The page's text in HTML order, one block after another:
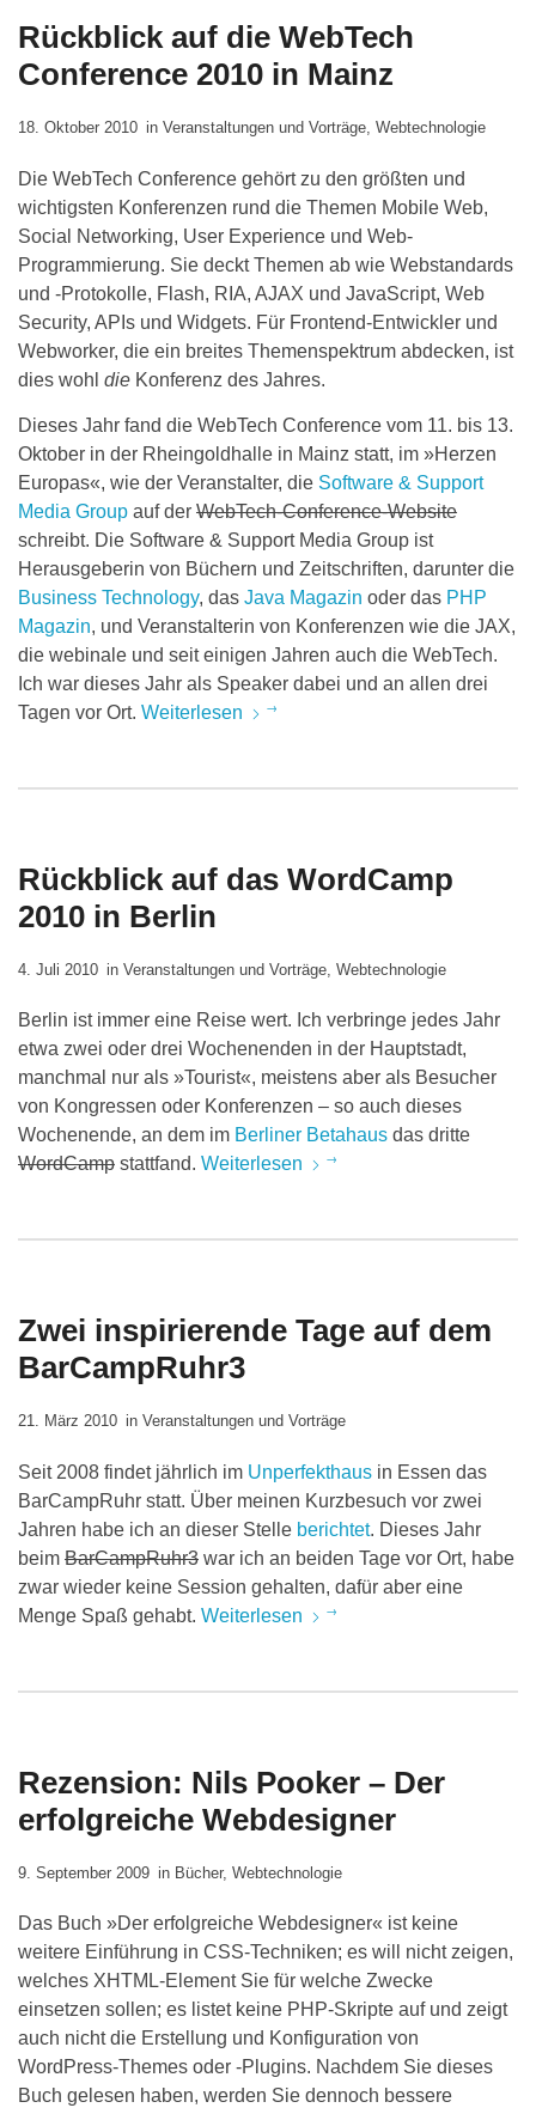
Rückblick auf die WebTech
Conference 2010 in Mainz
18. Oktober 2010 in Veranstaltungen und Vorträge, Webtechnologie
Die WebTech Conference gehört zu den größten und
wichtigsten Konferenzen rund die Themen Mobile Web,
Social Networking, User Experience und Web-
Programmierung. Sie deckt Themen ab wie Webstandards
und -Protokolle, Flash, RIA, AJAX und JavaScript, Web
Security, APIs und Widgets. Für Frontend-Entwickler und
Webworker, die ein breites Themenspektrum abdecken, ist
dies wohl die Konferenz des Jahres.
Dieses Jahr fand die WebTech Conference vom 11. bis 13.
Oktober in der Rheingoldhalle in Mainz statt, im »Herzen
Europas«, wie der Veranstalter, die Software & Support
Media Group auf der WebTech-Conference-Website
schreibt. Die Software & Support Media Group ist
Herausgeberin von Büchern und Zeitschriften, darunter die
Business Technology, das Java Magazin oder das PHP
Magazin, und Veranstalterin von Konferenzen wie die JAX,
die webinale und seit einigen Jahren auch die WebTech.
Ich war dieses Jahr als Speaker dabei und an allen drei
Tagen vor Ort. Weiterlesen
Rückblick auf das WordCamp
2010 in Berlin
4. Juli 2010 in Veranstaltungen und Vorträge, Webtechnologie
Berlin ist immer eine Reise wert. Ich verbringe jedes Jahr
etwa zwei oder drei Wochenenden in der Hauptstadt,
manchmal nur als »Tourist«, meistens aber als Besucher
von Kongressen oder Konferenzen – so auch dieses
Wochenende, an dem im Berliner Betahaus das dritte
WordCamp stattfand. Weiterlesen
Zwei inspirierende Tage auf dem
BarCampRuhr3
21. März 2010 in Veranstaltungen und Vorträge
Seit 2008 findet jährlich im Unperfekthaus in Essen das
BarCampRuhr statt. Über meinen Kurzbesuch vor zwei
Jahren habe ich an dieser Stelle berichtet. Dieses Jahr
beim BarCampRuhr3 war ich an beiden Tage vor Ort, habe
zwar wieder keine Session gehalten, dafür aber eine
Menge Spaß gehabt. Weiterlesen
Rezension: Nils Pooker – Der
erfolgreiche Webdesigner
9. September 2009 in Bücher, Webtechnologie
Das Buch »Der erfolgreiche Webdesigner« ist keine
weitere Einführung in CSS-Techniken; es will nicht zeigen,
welches XHTML-Element Sie für welche Zwecke
einsetzen sollen; es listet keine PHP-Skripte auf und zeigt
auch nicht die Erstellung und Konfiguration von
WordPress-Themes oder -Plugins. Nachdem Sie dieses
Buch gelesen haben, werden Sie dennoch bessere